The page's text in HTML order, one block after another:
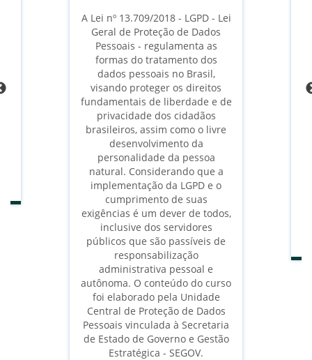
A Lei nº 13.709/2018 - LGPD - Lei
Geral de Proteção de Dados
Pessoais - regulamenta as
formas do tratamento dos
dados pessoais no Brasil,
visando proteger os direitos
fundamentais de liberdade e de
privacidade dos cidadãos
brasileiros, assim como o livre
desenvolvimento da
personalidade da pessoa
natural. Considerando que a
implementação da LGPD e o
cumprimento de suas
exigências é um dever de todos,
inclusive dos servidores
públicos que são passíveis de
responsabilização
administrativa pessoal e
autônoma. O conteúdo do curso
foi elaborado pela Unidade
Central de Proteção de Dados
Pessoais vinculada à Secretaria
de Estado de Governo e Gestão
Estratégica - SEGOV.